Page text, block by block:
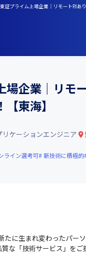
プライム上場企業｜リモートPJあ
場企業｜リ
東海】
ケーションエンジニア
ライン選考可 新技術に積極的
に生まれ変わったパー
な「技術サービス」を